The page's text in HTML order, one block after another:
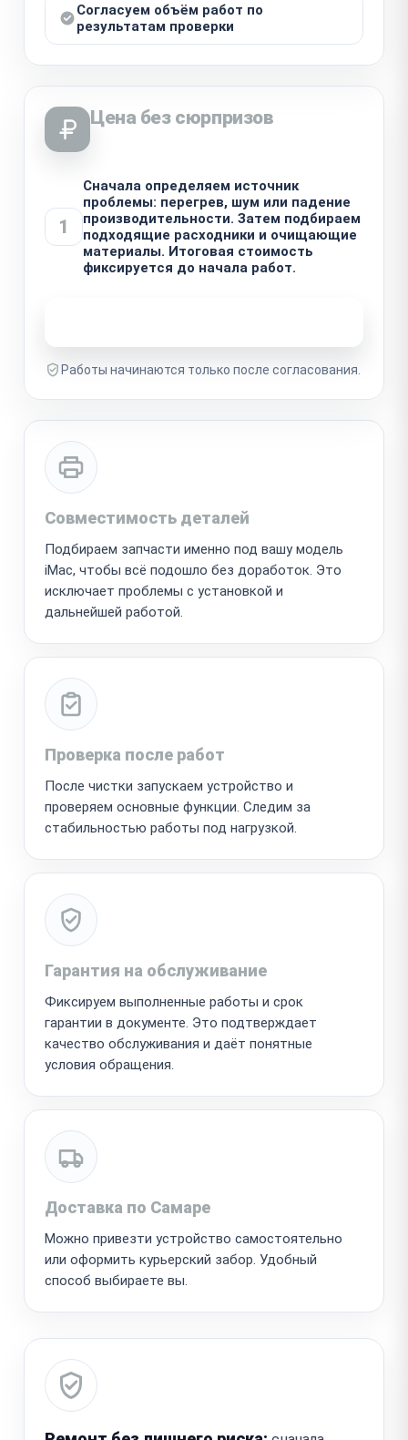
Согласуем объём работ по
результатам проверки
Цена без сюрпризов
1
Сначала определяем источник
проблемы: перегрев, шум или падение
производительности. Затем подбираем
подходящие расходники и очищающие
материалы. Итоговая стоимость
фиксируется до начала работ.
Работы начинаются только после согласования.
Совместимость деталей
Подбираем запчасти именно под вашу модель
iMac, чтобы всё подошло без доработок. Это
исключает проблемы с установкой и
дальнейшей работой.
Проверка после работ
После чистки запускаем устройство и
проверяем основные функции. Следим за
стабильностью работы под нагрузкой.
Гарантия на обслуживание
Фиксируем выполненные работы и срок
гарантии в документе. Это подтверждает
качество обслуживания и даёт понятные
условия обращения.
Доставка по Самаре
Можно привезти устройство самостоятельно
или оформить курьерский забор. Удобный
способ выбираете вы.